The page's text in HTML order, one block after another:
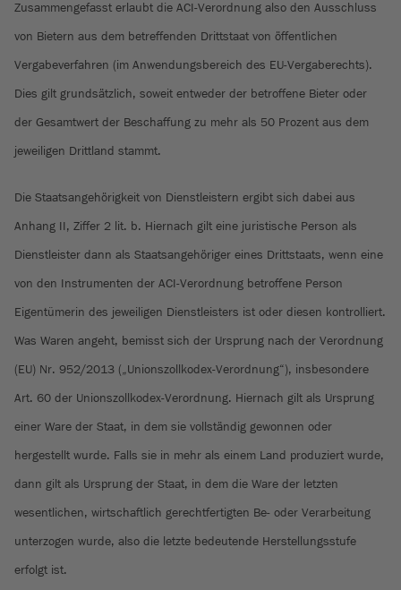
Zusammengefasst erlaubt die ACI-Verordnung also den Ausschluss
von Bietern aus dem betreffenden Drittstaat von öffentlichen
Vergabeverfahren (im Anwendungsbereich des EU-Vergaberechts).
Dies gilt grundsätzlich, soweit entweder der betroffene Bieter oder
der Gesamtwert der Beschaffung zu mehr als 50 Prozent aus dem
jeweiligen Drittland stammt.
Die Staatsangehörigkeit von Dienstleistern ergibt sich dabei aus
Anhang II, Ziffer 2 lit. b. Hiernach gilt eine juristische Person als
Dienstleister dann als Staatsangehöriger eines Drittstaats, wenn eine
von den Instrumenten der ACI-Verordnung betroffene Person
Eigentümerin des jeweiligen Dienstleisters ist oder diesen kontrolliert.
Was Waren angeht, bemisst sich der Ursprung nach der Verordnung
(EU) Nr. 952/2013 („Unionszollkodex-Verordnung“), insbesondere
Art. 60 der Unionszollkodex-Verordnung. Hiernach gilt als Ursprung
einer Ware der Staat, in dem sie vollständig gewonnen oder
hergestellt wurde. Falls sie in mehr als einem Land produziert wurde,
dann gilt als Ursprung der Staat, in dem die Ware der letzten
wesentlichen, wirtschaftlich gerechtfertigten Be- oder Verarbeitung
unterzogen wurde, also die letzte bedeutende Herstellungsstufe
erfolgt ist.